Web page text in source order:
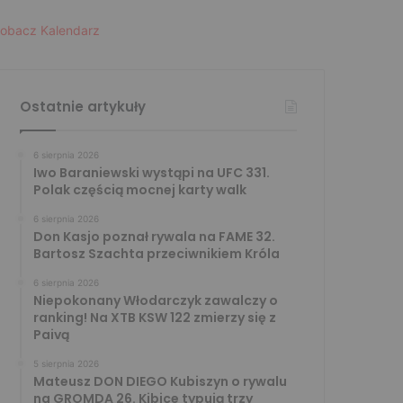
Kalendarz
Ostatnie artykuły
6 sierpnia 2026
Iwo Baraniewski wystąpi na UFC 331.
Polak częścią mocnej karty walk
6 sierpnia 2026
Don Kasjo poznał rywala na FAME 32.
Bartosz Szachta przeciwnikiem Króla
6 sierpnia 2026
Niepokonany Włodarczyk zawalczy o
ranking! Na XTB KSW 122 zmierzy się z
Paivą
5 sierpnia 2026
Mateusz DON DIEGO Kubiszyn o rywalu
na GROMDA 26. Kibice typują trzy